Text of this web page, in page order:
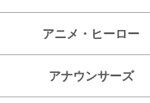
アニメ・ヒーロー
アナウンサーズ